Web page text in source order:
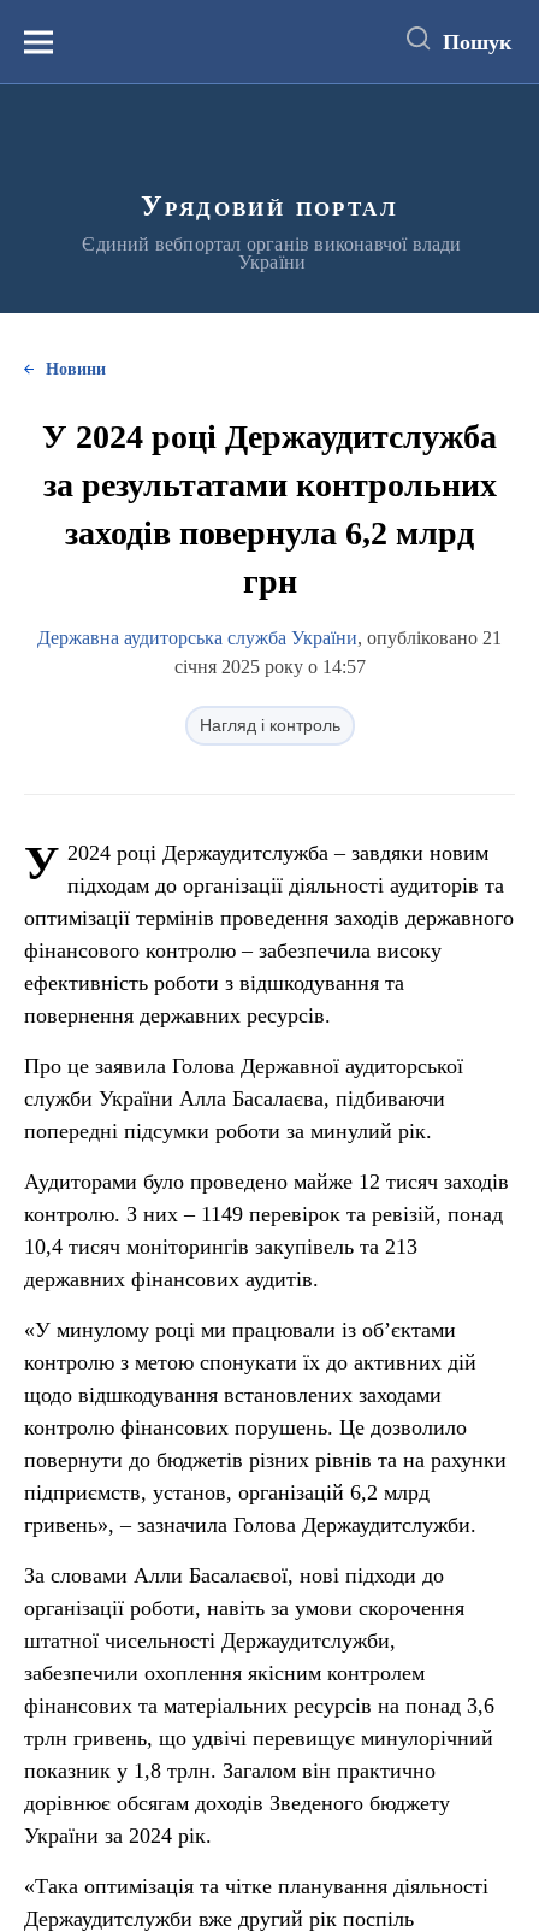
вмістуМеню Пошук
Урядовий портал
Єдиний вебпортал органів виконавчої влади
України
Новини
У 2024 році Держаудитслужба
за результатами контрольних
заходів повернула 6,2 млрд
грн
Державна аудиторська служба України, опубліковано 21
січня 2025 року о 14:57
Нагляд і контроль
У 2024 році Держаудитслужба – завдяки новим
підходам до організації діяльності аудиторів та
оптимізації термінів проведення заходів державного
фінансового контролю – забезпечила високу
ефективність роботи з відшкодування та
повернення державних ресурсів.
Про це заявила Голова Державної аудиторської
служби України Алла Басалаєва, підбиваючи
попередні підсумки роботи за минулий рік.
Аудиторами було проведено майже 12 тисяч заходів
контролю. З них – 1149 перевірок та ревізій, понад
10,4 тисяч моніторингів закупівель та 213
державних фінансових аудитів.
«У минулому році ми працювали із об’єктами
контролю з метою спонукати їх до активних дій
щодо відшкодування встановлених заходами
контролю фінансових порушень. Це дозволило
повернути до бюджетів різних рівнів та на рахунки
підприємств, установ, організацій 6,2 млрд
гривень», – зазначила Голова Держаудитслужби.
За словами Алли Басалаєвої, нові підходи до
організації роботи, навіть за умови скорочення
штатної чисельності Держаудитслужби,
забезпечили охоплення якісним контролем
фінансових та матеріальних ресурсів на понад 3,6
трлн гривень, що удвічі перевищує минулорічний
показник у 1,8 трлн. Загалом він практично
дорівнює обсягам доходів Зведеного бюджету
України за 2024 рік.
«Така оптимізація та чітке планування діяльності
Держаудитслужби вже другий рік поспіль